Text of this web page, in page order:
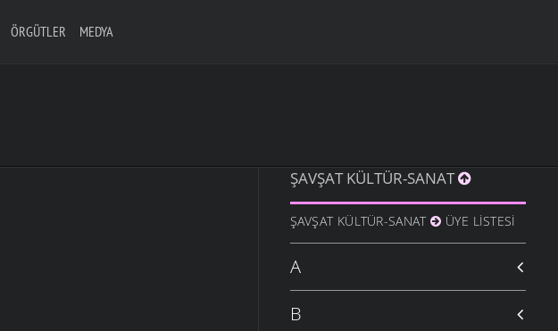
ÖRGÜTLER MEDYA
ŞAVŞAT KÜLTÜR-SANAT
ŞAVŞAT KÜLTÜR-SANAT ÜYE LISTESI
A
B